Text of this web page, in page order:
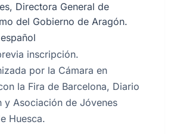
Directora General de
del Gobierno de Aragón.
inscripción.
por la Cámara en
la Fira de Barcelona, Diario
y Asociación de Jóvenes
Huesca.